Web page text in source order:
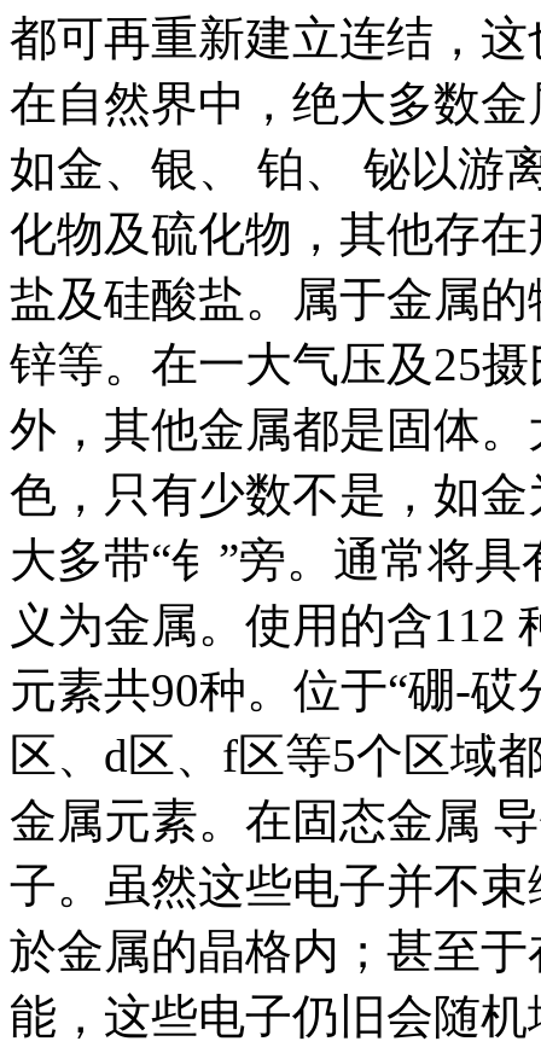
都可再重新建立连结，
在自然界中，绝大多数
如金、银、 铂、 铋以游
化物及硫化物，其他存
盐及硅酸盐。属于金属
锌等。在一大气压及25
外，其他金属都是固体
色，只有少数不是，如
大多带“钅”旁。通常将
义为金属。使用的含112
元素共90种。位于“硼-砹
区、d区、f区等5个区域
金属元素。在固态金属
子。虽然这些电子并不
於金属的晶格内；甚至
能，这些电子仍旧会随